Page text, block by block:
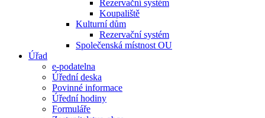
Rezervační systém
Koupaliště
Kulturní dům
Rezervační systém
Společenská místnost OU
Úřad
e-podatelna
Úřední deska
Povinné informace
Úřední hodiny
Formuláře